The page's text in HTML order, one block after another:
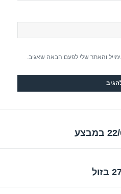
והאתר שלי לפעם הבאה שאגיב.